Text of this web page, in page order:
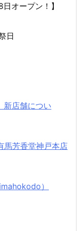
オープン！】
日
店舗につい
馬芳香堂神戸本店
）